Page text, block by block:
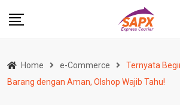
Home e-Commerce
Ternyata
Barang dengan Aman, Olshop Wajib Tahu!